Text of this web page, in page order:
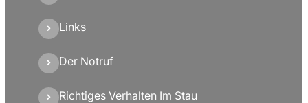
Links
Der Notruf
Richtiges Verhalten Im Stau